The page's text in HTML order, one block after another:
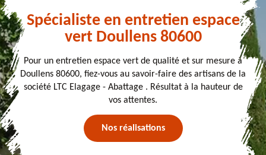
Spécialiste en entretien espace
vert Doullens 80600
Pour un entretien espace vert de qualité et sur mesure à
Doullens 80600, fiez-vous au savoir-faire des artisans de la
société LTC Elagage - Abattage . Résultat à la hauteur de
vos attentes.
Nos réalisations